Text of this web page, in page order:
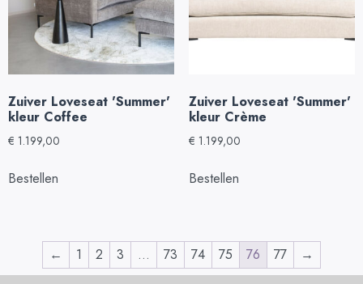
Zuiver Loveseat 'Summer'
kleur Coffee
€ 1.199,00
Bestellen
Zuiver Loveseat 'Summer'
kleur Crème
€ 1.199,00
Bestellen
← 1 2 3 … 73 74 75 76 77 →